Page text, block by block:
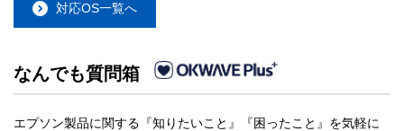
対応OS一覧へ
なんでも質問箱
エプソン製品に関する『知りたいこと』『困ったこと』を気軽に